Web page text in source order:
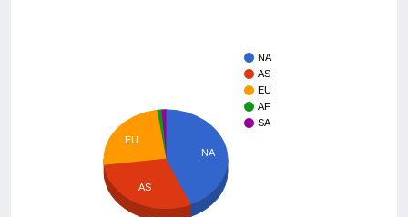
NA
AS
EU
AF
SA
NA
EU
AS